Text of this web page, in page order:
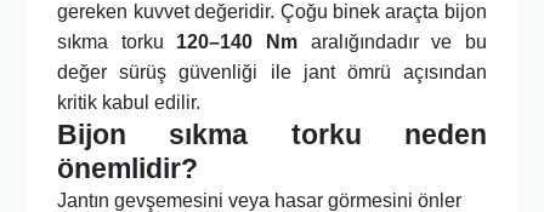
gereken kuvvet değeridir. Çoğu binek araçta bijon
sıkma torku 120–140 Nm aralığındadır ve bu
değer sürüş güvenliği ile jant ömrü açısından
kritik kabul edilir.
Bijon sıkma torku neden
önemlidir?
Jantın gevşemesini veya hasar görmesini önler